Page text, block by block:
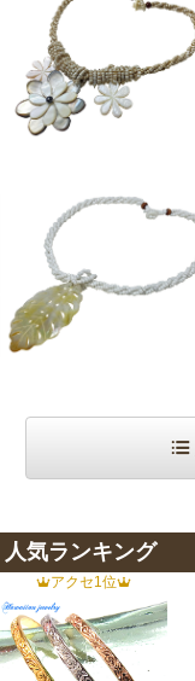
人気ランキング
アクセ1位